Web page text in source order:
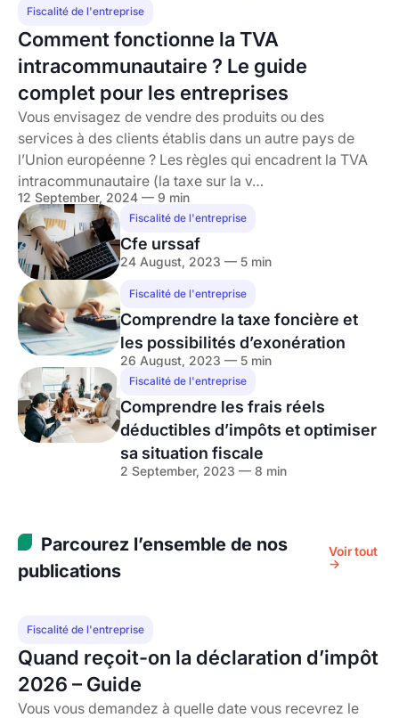
Fiscalité de l'entreprise
Comment fonctionne la TVA
intracommunautaire ? Le guide
complet pour les entreprises
Vous envisagez de vendre des produits ou des
services à des clients établis dans un autre pays de
l’Union européenne ? Les règles qui encadrent la TVA
intracommunautaire (la taxe sur la v…
12 September, 2024 — 9 min
Fiscalité de l'entreprise
Cfe urssaf
24 August, 2023 — 5 min
Fiscalité de l'entreprise
Comprendre la taxe foncière et
les possibilités d’exonération
26 August, 2023 — 5 min
Fiscalité de l'entreprise
Comprendre les frais réels
déductibles d’impôts et optimiser
sa situation fiscale
2 September, 2023 — 8 min
Parcourez l’ensemble de nos
publications
Voir tout
→
Fiscalité de l'entreprise
Quand reçoit-on la déclaration d’impôt
2026 – Guide
Vous vous demandez à quelle date vous recevrez le